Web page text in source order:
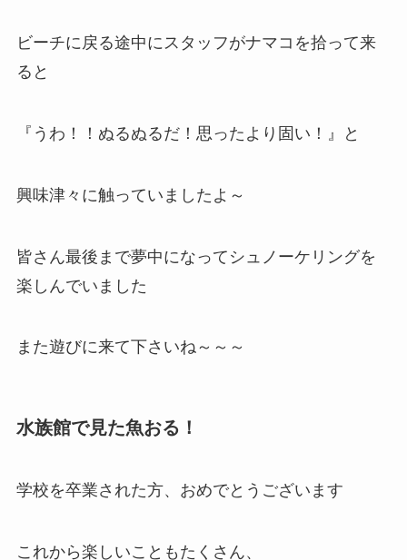
ビーチに戻る途中にスタッフがナマコを拾って来
ると
『うわ！！ぬるぬるだ！思ったより固い！』と
興味津々に触っていましたよ～
皆さん最後まで夢中になってシュノーケリングを
楽しんでいました
また遊びに来て下さいね～～～
水族館で見た魚おる！
学校を卒業された方、おめでとうございます
これから楽しいこともたくさん、